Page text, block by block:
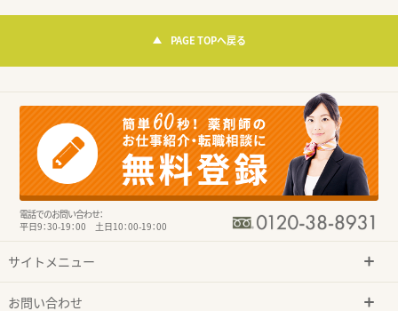
PAGE TOPへ戻る
電話でのお問い合わせ：
平日9：30-19：00 土日10：00-19：00
サイトメニュー
お問い合わせ